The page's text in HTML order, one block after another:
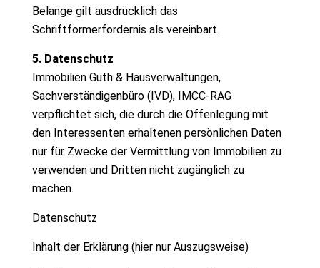
Belange gilt ausdrücklich das
Schriftformerfordernis als vereinbart.
5. Datenschutz
Immobilien Guth & Hausverwaltungen,
Sachverständigenbüro (IVD), IMCC-RAG
verpflichtet sich, die durch die Offenlegung mit
den Interessenten erhaltenen persönlichen Daten
nur für Zwecke der Vermittlung von Immobilien zu
verwenden und Dritten nicht zugänglich zu
machen.
Datenschutz
Inhalt der Erklärung (hier nur Auszugsweise)